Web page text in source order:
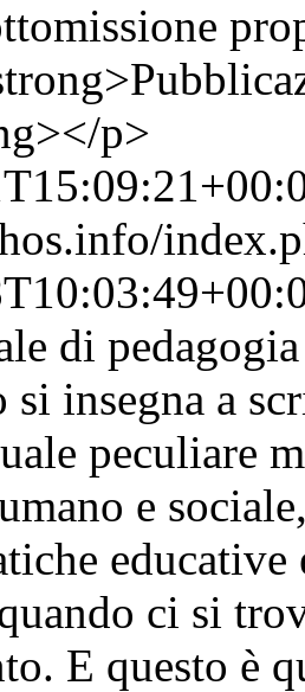
p>
di
si insegna a
peculiare
e
ci si
E questo è